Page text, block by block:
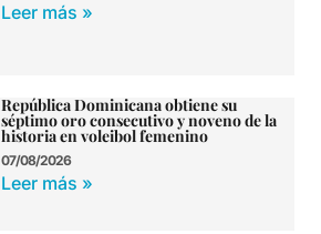
Leer más »
República Dominicana obtiene su
séptimo oro consecutivo y noveno de la
historia en voleibol femenino
07/08/2026
Leer más »